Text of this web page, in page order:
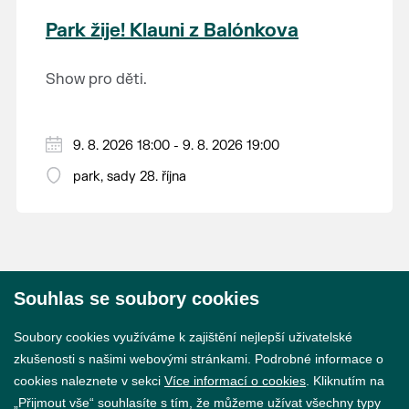
krajina na světě, která je zapsána na Seznam
světového přírodního a kulturního dědictví
Park žije! Klauni z Balónkova
Show pro děti.
9. 8. 2026 18:00 - 9. 8. 2026 19:00
park, sady 28. října
Souhlas se soubory cookies
Soubory cookies využíváme k zajištění nejlepší uživatelské
zkušenosti s našimi webovými stránkami. Podrobné informace o
cookies naleznete v sekci Více informací o cookies . Kliknutím na
„Přijmout vše“ souhlasíte s tím, že můžeme užívat všechny typy